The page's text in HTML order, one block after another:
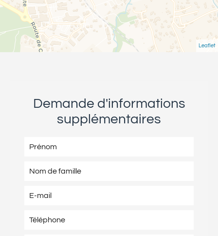
Leaflet
Demande d'informations
supplémentaires